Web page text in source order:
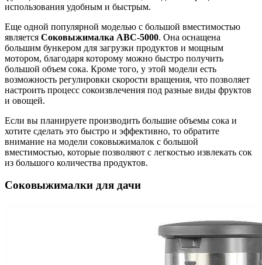
использования удобным и быстрым.
Еще одной популярной моделью с большой вместимостью
является Соковыжималка ABC-5000. Она оснащена
большим бункером для загрузки продуктов и мощным
мотором, благодаря которому можно быстро получить
большой объем сока. Кроме того, у этой модели есть
возможность регулировки скорости вращения, что позволяет
настроить процесс сокоизвлечения под разные виды фруктов
и овощей.
Если вы планируете производить большие объемы сока и
хотите сделать это быстро и эффективно, то обратите
внимание на модели соковыжималок с большой
вместимостью, которые позволяют с легкостью извлекать сок
из большого количества продуктов.
Соковыжималки для дачи